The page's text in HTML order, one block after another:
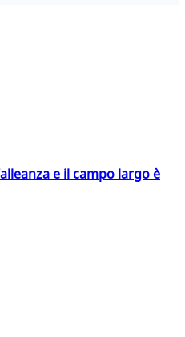
e il campo largo è